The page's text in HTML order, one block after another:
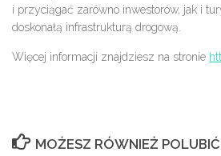
i przyciągać zarówno inwestorów, jak i
doskonałą infrastrukturą drogową.
Więcej informacji znajdziesz na stronie
MOŻESZ RÓWNIEŻ